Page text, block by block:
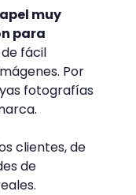
muy
para
fácil
Por
fotografías
clientes, de
de